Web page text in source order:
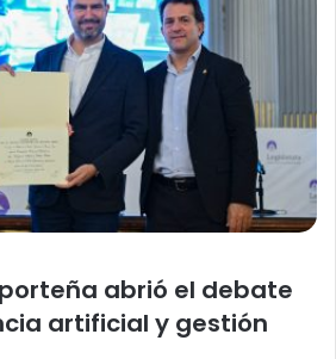
abrió el debate
artificial y gestión